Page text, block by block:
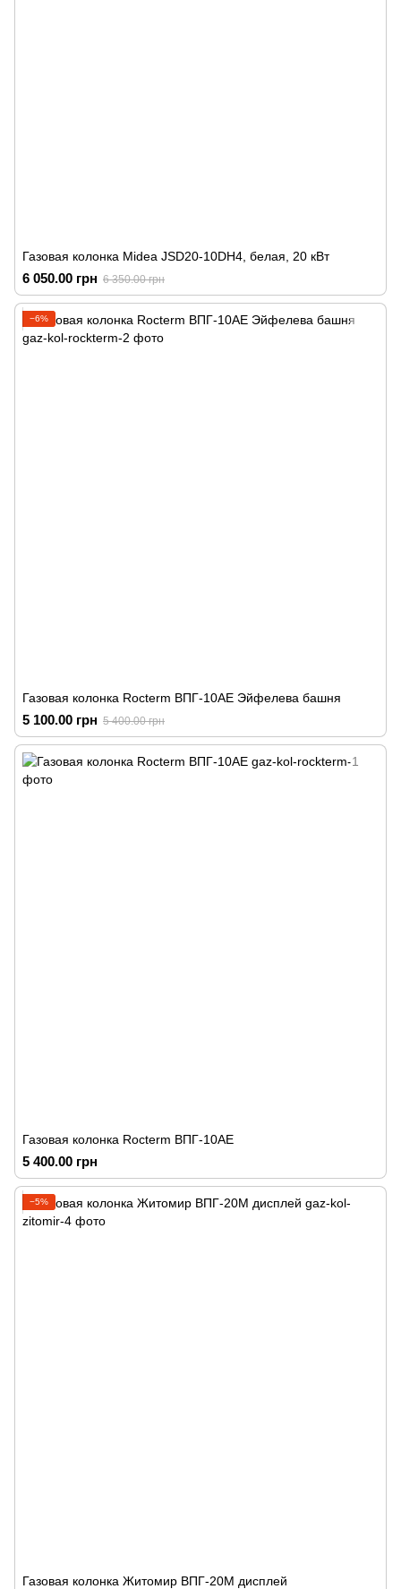
Газовая колонка Midea JSD20-10DH4, белая, 20 кВт
6 050.00 грн 6 350.00 грн
−6%
Газовая колонка Rocterm ВПГ-10АЕ Эйфелева башня
5 100.00 грн 5 400.00 грн
Газовая колонка Rocterm ВПГ-10АЕ
5 400.00 грн
−5%
Газовая колонка Житомир ВПГ-20М дисплей